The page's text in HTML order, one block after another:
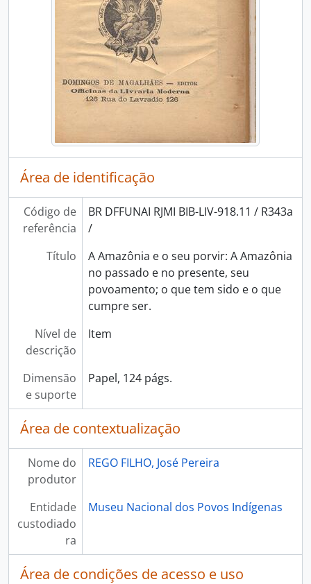
Área de identificação
Código de
referência
BR DFFUNAI RJMI BIB-LIV-918.11 / R343a
/
Título
A Amazônia e o seu porvir: A Amazônia
no passado e no presente, seu
povoamento; o que tem sido e o que
cumpre ser.
Nível de
descrição
Item
Dimensão
e suporte
Papel, 124 págs.
Área de contextualização
Nome do
produtor
REGO FILHO, José Pereira
Entidade
custodiado
ra
Museu Nacional dos Povos Indígenas
Área de condições de acesso e uso